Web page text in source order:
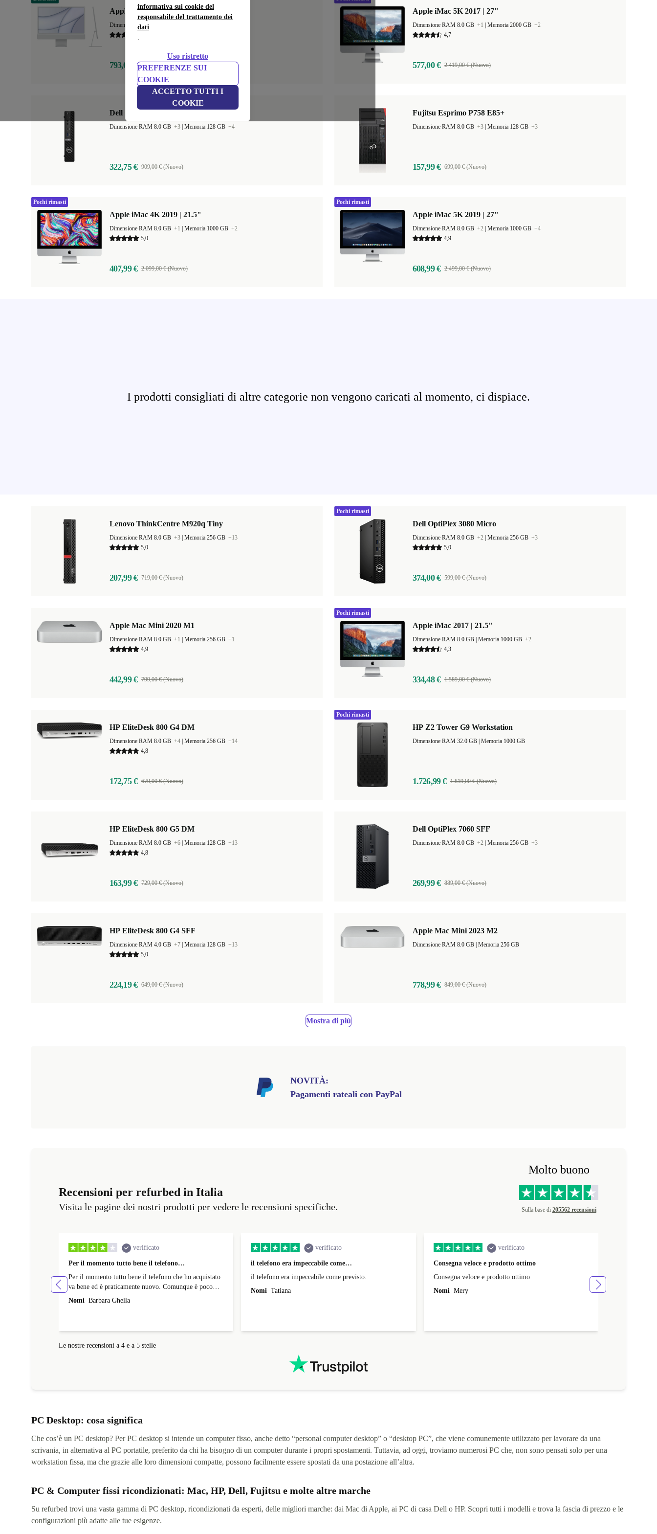
informativa sui cookie del
responsabile del trattamento dei
dati
.
Uso ristretto
PREFERENZE SUI
COOKIE
ACCETTO TUTTI I
COOKIE
Apple iMac 2021 M1 | 24"
Dimensione RAM 8.0 GB
793,00 € 1.449,00 € (Nuovo)
Apple iMac 5K 2017 | 27"
Dimensione RAM 8.0 GB +1 Memoria 2000 GB +2
4,7
577,00 € 2.419,00 € (Nuovo)
Dell OptiPlex 7080 Micro
Dimensione RAM 8.0 GB +3 Memoria 128 GB +4
322,75 € 909,00 € (Nuovo)
Fujitsu Esprimo P758 E85+
Dimensione RAM 8.0 GB +3 Memoria 128 GB +3
157,99 € 699,00 € (Nuovo)
Apple iMac 4K 2019 | 21.5"
Dimensione RAM 8.0 GB +1 Memoria 1000 GB +2
5,0
407,99 € 2.099,00 € (Nuovo)
Pochi rimasti
Apple iMac 5K 2019 | 27"
Dimensione RAM 8.0 GB +2 Memoria 1000 GB +4
4,9
608,99 € 2.499,00 € (Nuovo)
Pochi rimasti
I prodotti consigliati di altre categorie non vengono caricati al momento, ci dispiace.
Lenovo ThinkCentre M920q Tiny
Dimensione RAM 8.0 GB +3 Memoria 256 GB +13
5,0
207,99 € 719,00 € (Nuovo)
Dell OptiPlex 3080 Micro
Dimensione RAM 8.0 GB +2 Memoria 256 GB +3
5,0
374,00 € 599,00 € (Nuovo)
Pochi rimasti
Apple Mac Mini 2020 M1
Dimensione RAM 8.0 GB +1 Memoria 256 GB +1
4,9
442,99 € 799,00 € (Nuovo)
Apple iMac 2017 | 21.5"
Memoria 1000 GB +2
4,3
334,48 € 1.589,00 € (Nuovo)
Pochi rimasti
HP EliteDesk 800 G4 DM
Dimensione RAM 8.0 GB +4 Memoria 256 GB +14
4,8
172,75 € 679,00 € (Nuovo)
HP Z2 Tower G9 Workstation
Memoria 1000 GB
1.726,99 € 1.819,00 € (Nuovo)
Pochi rimasti
HP EliteDesk 800 G5 DM
Dimensione RAM 8.0 GB +6 Memoria 128 GB +13
4,8
163,99 € 729,00 € (Nuovo)
Dell OptiPlex 7060 SFF
Dimensione RAM 8.0 GB +2 Memoria 256 GB +3
269,99 € 889,00 € (Nuovo)
HP EliteDesk 800 G4 SFF
Dimensione RAM 4.0 GB +7 Memoria 128 GB +13
5,0
224,19 € 649,00 € (Nuovo)
Apple Mac Mini 2023 M2
Memoria 256 GB
778,99 € 849,00 € (Nuovo)
Mostra di più
NOVITÀ:
Pagamenti rateali con PayPal
Recensioni per refurbed in Italia
Visita le pagine dei nostri prodotti per vedere le recensioni specifiche.
Molto buono
Sulla base di 205562 recensioni
verificato
Per il momento tutto bene il telefono…
Per il momento tutto bene il telefono che ho acquistato
va bene ed è praticamente nuovo. Comunque è poco
che lo uso e farò un' altra recensione piu avanti.
Nomi Barbara Ghella
verificato
il telefono era impeccabile come…
il telefono era impeccabile come previsto.
Nomi Tatiana
verificato
Consegna veloce e prodotto ottimo
Consegna veloce e prodotto ottimo
Nomi Mery
Le nostre recensioni a 4 e a 5 stelle
PC Desktop: cosa significa
Che cos’è un PC desktop? Per PC desktop si intende un computer fisso, anche detto “personal computer desktop” o “desktop PC”, che viene comunemente utilizzato per lavorare da una
scrivania, in alternativa al PC portatile, preferito da chi ha bisogno di un computer durante i propri spostamenti. Tuttavia, ad oggi, troviamo numerosi PC che, non sono pensati solo per una
workstation fissa, ma che grazie alle loro dimensioni compatte, possono facilmente essere spostati da una postazione all’altra.
PC & Computer fissi ricondizionati: Mac, HP, Dell, Fujitsu e molte altre marche
Su refurbed trovi una vasta gamma di PC desktop, ricondizionati da esperti, delle migliori marche: dai Mac di Apple, ai PC di casa Dell o HP. Scopri tutti i modelli e trova la fascia di prezzo e le
configurazioni più adatte alle tue esigenze.